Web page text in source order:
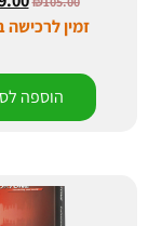
זמין
הוספה